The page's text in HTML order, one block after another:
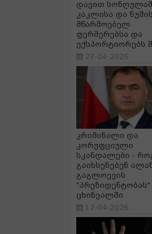
დავით
კაკლისა და ნუშის
მწარმოებელ
ფერმერებსა და
ექსპორტიორებს
27-04-2026
კრიმინალი და
კორუფციული
სკანდალები -
გაიხსენებენ
გაგლოევის
"პრეზიდენტობას"
ცხინვალში
17-04-2026